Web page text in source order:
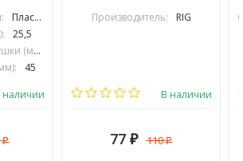
Пластик
25,5
Общая длина кормушки (мм):
45
наличии
₽
Производитель: RIG
В наличии
77 ₽ 110₽